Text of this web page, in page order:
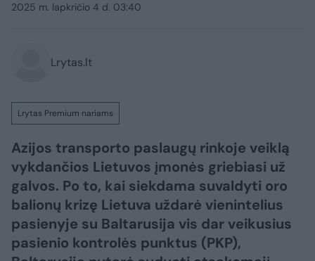
2025 m. lapkričio 4 d. 03:40
Lrytas.lt
Lrytas Premium nariams
Azijos transporto paslaugų rinkoje veiklą
vykdančios Lietuvos įmonės griebiasi už
galvos. Po to, kai siekdama suvaldyti oro
balionų krizę Lietuva uždarė vienintelius
pasienyje su Baltarusija vis dar veikusius
pasienio kontrolės punktus (PKP),